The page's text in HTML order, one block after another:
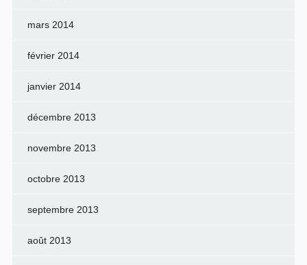
mars 2014
février 2014
janvier 2014
décembre 2013
novembre 2013
octobre 2013
septembre 2013
août 2013